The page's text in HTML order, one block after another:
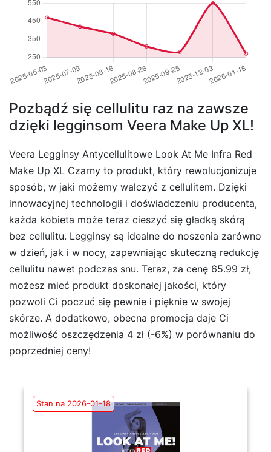
Pozbądź się cellulitu raz na zawsze
dzięki legginsom Veera Make Up XL!
Veera Legginsy Antycellulitowe Look At Me Infra Red
Make Up XL Czarny to produkt, który rewolucjonizuje
sposób, w jaki możemy walczyć z cellulitem. Dzięki
innowacyjnej technologii i doświadczeniu producenta,
każda kobieta może teraz cieszyć się gładką skórą
bez cellulitu. Legginsy są idealne do noszenia zarówno
w dzień, jak i w nocy, zapewniając skuteczną redukcję
cellulitu nawet podczas snu. Teraz, za cenę 65.99 zł,
możesz mieć produkt doskonałej jakości, który
pozwoli Ci poczuć się pewnie i pięknie w swojej
skórze. A dodatkowo, obecna promocja daje Ci
możliwość oszczędzenia 4 zł (-6%) w porównaniu do
poprzedniej ceny!
Stan na 2026-01-18